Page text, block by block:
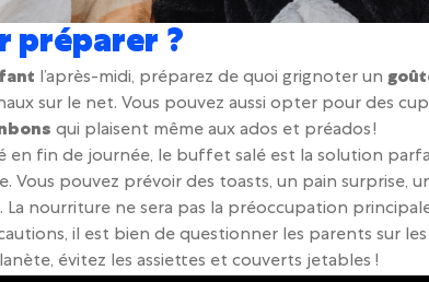
préparer ?
l’après-midi, préparez de quoi grignoter un
sur le net. Vous pouvez aussi opter pour des
qui plaisent même aux ados et préados !
en fin de journée, le buffet salé est la solution
Vous pouvez prévoir des toasts, un pain surprise,
nourriture ne sera pas la préoccupation
il est bien de questionner les parents sur
évitez les assiettes et couverts jetables !